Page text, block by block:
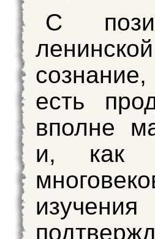
С
сознание,
есть
вполне
и, как